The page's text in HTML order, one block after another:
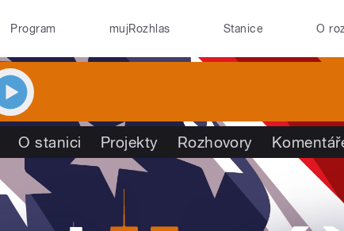
Program mujRozhlas Stanice O
O stanici Projekty Rozhovory